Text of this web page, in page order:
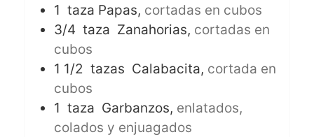
1 taza Papas, cortadas en cubos
3/4 taza Zanahorias, cortadas en
cubos
1 1/2 tazas Calabacita, cortada en
cubos
1 taza Garbanzos, enlatados,
colados y enjuagados